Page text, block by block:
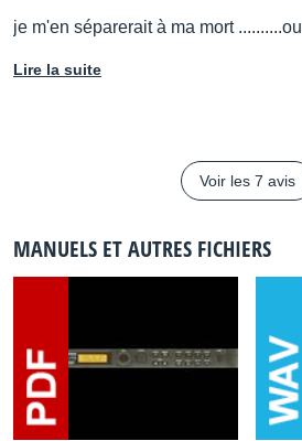
je m'en séparerait à ma mort
Lire la suite
Voir les 7 avis
MANUELS ET AUTRES FICHIERS